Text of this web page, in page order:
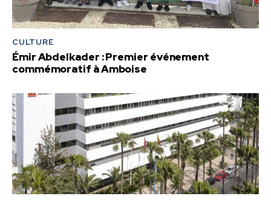
CULTURE
Émir Abdelkader : Premier événement
commémoratif à Amboise